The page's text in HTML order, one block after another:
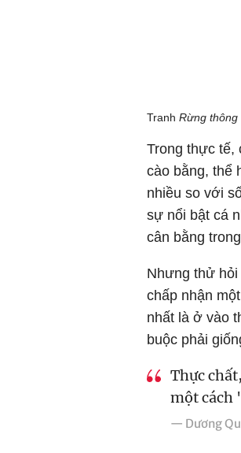
Tranh Rừng thông
Trong thực tế,
cào bằng, thể
nhiều so với
sự nổi bật cá
cân bằng
Nhưng thử
chấp nhận
nhất là ở vào
buộc phải
Thực
một cách
— Dương